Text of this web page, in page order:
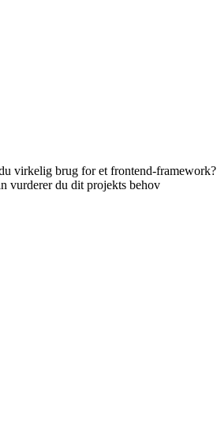
virkelig brug for et frontend‑framework?
vurderer du dit projekts behov